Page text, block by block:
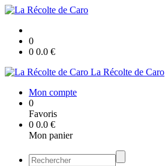
0
0 0.0 €
La Récolte de Caro
Mon compte
0
Favoris
0 0.0 €
Mon panier